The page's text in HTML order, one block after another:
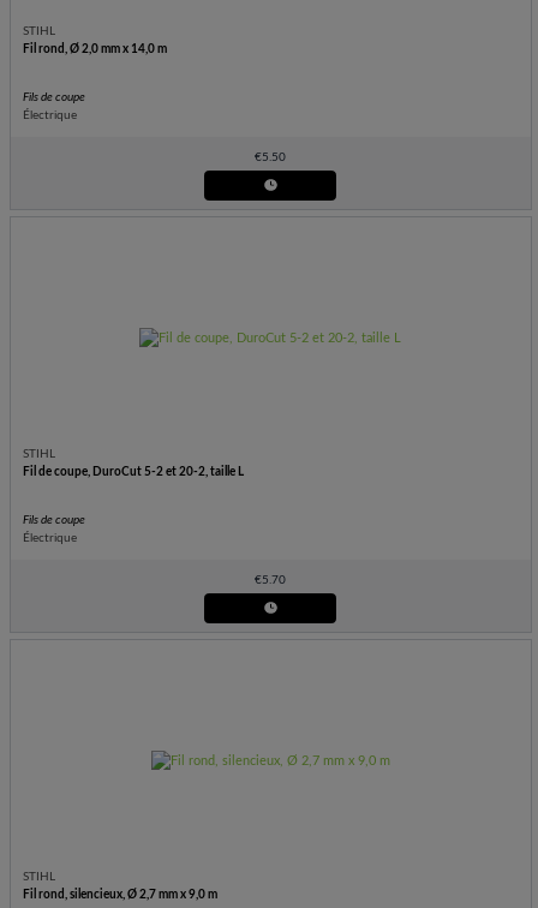
STIHL
Fil rond, Ø 2,0 mm x 14,0 m
Fils de coupe
Électrique
€5.50
STIHL
Fil de coupe, DuroCut 5-2 et 20-2, taille L
Fils de coupe
Électrique
€5.70
STIHL
Fil rond, silencieux, Ø 2,7 mm x 9,0 m